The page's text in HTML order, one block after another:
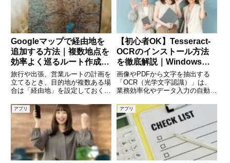
Googleマップで経由地を
追加する方法｜複数地点を
効率よく巡るルート作成ガ
イド
旅行や出張、営業ルートの計画を
立てるとき、目的地が複数ある場
合は「経由地」を設定しておくと
には、出発地から目的地までのル
ート上に「経由地」を追加する機
能があり、効率的なルートを簡単
に作成できます。この記事で
【初心者OK】Tesseract-
OCRのインストール方法
を徹底解説｜Windows・
Mac・Linux対応ガイド
画像やPDFから文字を抽出する
「OCR（光学文字認識）」は、
業務効率化やデータ入力の自動化
「Tesseract-OCR」は、無料で使
える高性能なOCRエンジンとし
て世界中で利用されています。本
記事では、Tesse
アプリ アプリ